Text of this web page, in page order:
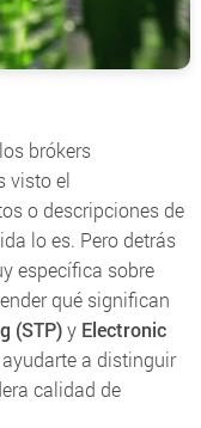
brókers
visto el
o descripciones de
lo es. Pero detrás
específica sobre
qué significan
(STP)y Electronic
a distinguir
calidad de